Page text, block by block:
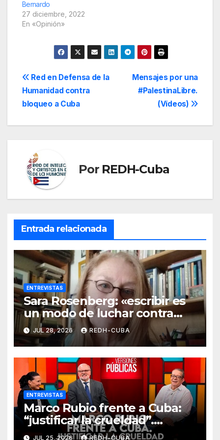
Bernardo
27 diciembre, 2022
En «Opinión»
Navegación
de
entradas
Mensajes por una
#PalestinaLibre.
(Vídeos)
Red en Defensa de la
Humanidad contra
bloqueo a Cuba
Por REDH-Cuba
Entrada relacionada
ENTREVISTAS
Sara Rosenberg: «escribir es
un modo de luchar contra
todo intento de
deshumanización»
JUL 28, 2026 REDH-CUBA
ENTREVISTAS
Marco Rubio frente a Cuba:
“justificar la crueldad”.
Entrevista de Jenaro Villamil
JUL 25, 2026 REDH-CUBA